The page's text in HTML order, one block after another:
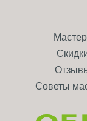
Советы